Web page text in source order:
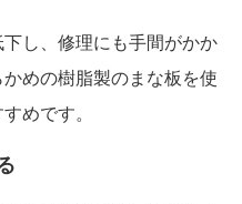
し、修理にも手間がかか
めの樹脂製のまな板を使
めです。